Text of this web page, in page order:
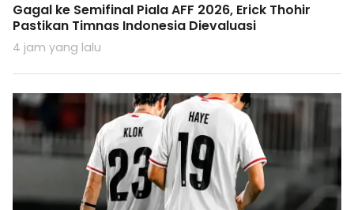
Gagal ke Semifinal Piala AFF 2026, Erick Thohir
Pastikan Timnas Indonesia Dievaluasi
4 jam yang lalu